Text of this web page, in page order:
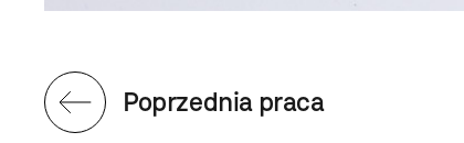
Poprzednia praca